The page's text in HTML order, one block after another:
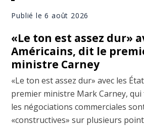
Publié le 6 août 2026
«Le ton est assez dur»
Américains, dit le
ministre Carney
«Le ton est assez dur» avec les
premier ministre Mark Carney,
les négociations commerciales
«constructives» sur plusieurs